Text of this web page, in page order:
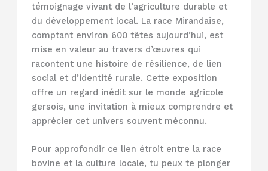
témoignage vivant de l’agriculture durable et
du développement local. La race Mirandaise,
comptant environ 600 têtes aujourd’hui, est
mise en valeur au travers d’œuvres qui
racontent une histoire de résilience, de lien
social et d’identité rurale. Cette exposition
offre un regard inédit sur le monde agricole
gersois, une invitation à mieux comprendre et
apprécier cet univers souvent méconnu.
Pour approfondir ce lien étroit entre la race
bovine et la culture locale, tu peux te plonger